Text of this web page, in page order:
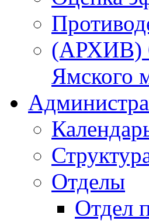
(АРХИВ)
Ямского
Отделы
Отдел